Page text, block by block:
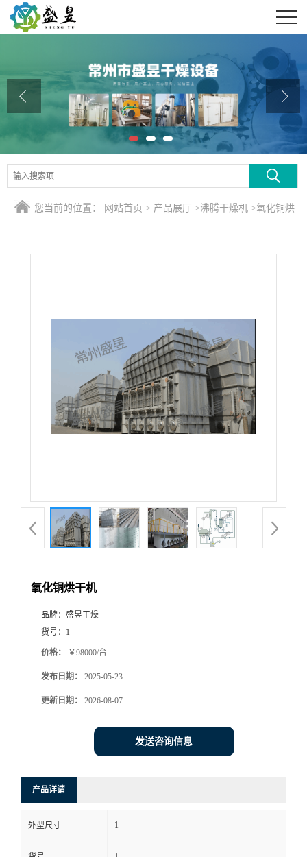
公司介绍
公司动态
产品展厅
证书荣誉
联系方式
您当前的位置： 网站首页 > 产品展厅 >沸腾干燥机 >氧化铜烘
氧化铜烘干机
品牌： 盛昱干燥
货号： 1
价格： ￥98000/台
发布日期： 2025-05-23
更新日期： 2026-08-07
发送咨询信息
产品详请
外型尺寸 1